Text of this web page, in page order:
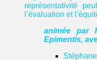
représentativité
l’évaluation et
animée par
Epimentis,